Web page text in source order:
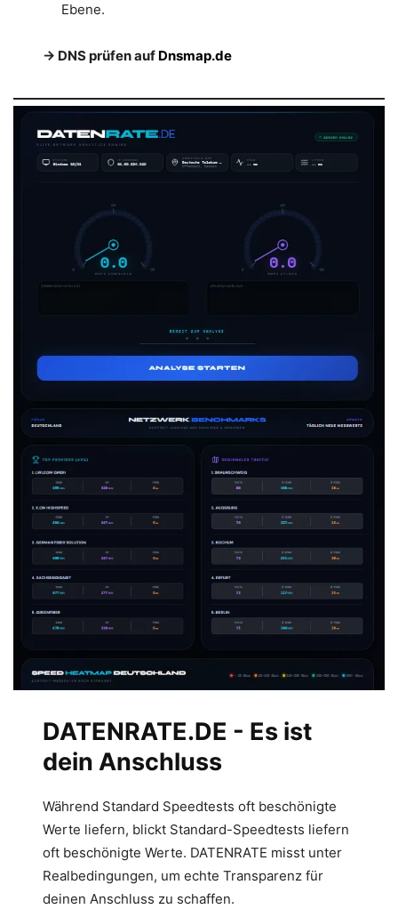
Ebene.
→ DNS prüfen auf Dnsmap.de
DATENRATE.DE - Es ist
dein Anschluss
Während Standard Speedtests oft beschönigte
Werte liefern, blickt Standard-Speedtests liefern
oft beschönigte Werte. DATENRATE misst unter
Realbedingungen, um echte Transparenz für
deinen Anschluss zu schaffen.